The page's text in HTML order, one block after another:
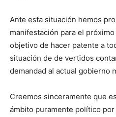
Ante esta situación hemos
manifestación para el
objetivo de hacer patente a
situación​ de ​de vertidos
demandad al actual gobierno
Creemos sinceramente que
ámbito puramente político